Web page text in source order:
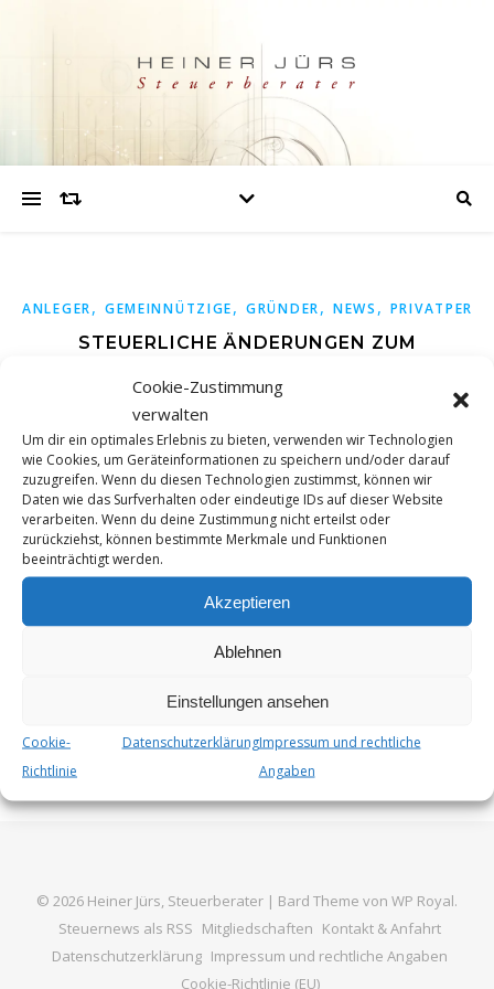
Cookie-Zustimmung
verwalten
Um dir ein optimales Erlebnis zu bieten, verwenden wir Technologien
wie Cookies, um Geräteinformationen zu speichern und/oder darauf
zuzugreifen. Wenn du diesen Technologien zustimmst, können wir
Daten wie das Surfverhalten oder eindeutige IDs auf dieser Website
verarbeiten. Wenn du deine Zustimmung nicht erteilst oder
zurückziehst, können bestimmte Merkmale und Funktionen
beeinträchtigt werden.
Akzeptieren
Ablehnen
Einstellungen ansehen
Cookie-
Richtlinie
DatenschutzerklärungImpressum und rechtliche
Angaben
ANLEGER, GEMEINNÜTZIGE,GRÜNDER, NEWS ,
STEUERLICHE ÄNDERUNGEN ZUM
JAHRESWECHSEL
Zum Jahreswechsel 2024/2025 treten in Deutschland
mehrere steuerliche Änderungen in Kraft, die sowohl
Privatpersonen als auch Unternehmen betreffen. Hier ein
Überblick über die wichtigsten Neuerungen: 1. Erhöhung
des Grundfreibetrags Der steuerliche Grundfreibetrag
steigt ab dem 1. Januar 2025 auf 12.084…
© 2026 Heiner Jürs, Steuerberater | Bard Theme von WP Royal.
Steuernews als RSS Mitgliedschaften Kontakt & Anfahrt
Datenschutzerklärung Impressum und rechtliche Angaben
Cookie-Richtlinie (EU)